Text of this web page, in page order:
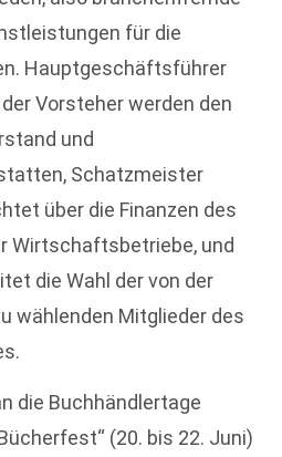
für die
Hauptgeschäftsführer
Vorsteher werden den
und
Schatzmeister
über die Finanzen des
Wirtschaftsbetriebe, und
die Wahl der von der
wählenden Mitglieder des
die Buchhändlertage
(20. bis 22. Juni)